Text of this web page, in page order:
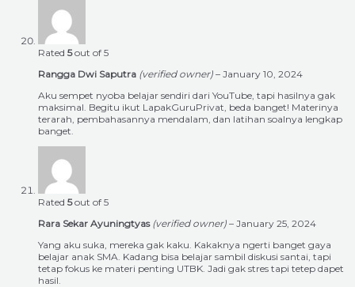
Rated 5out of 5
Rangga Dwi Saputra (verified owner) – January 10, 2024
Aku sempet nyoba belajar sendiri dari YouTube, tapi hasilnya gak
maksimal. Begitu ikut LapakGuruPrivat, beda banget! Materinya
terarah, pembahasannya mendalam, dan latihan soalnya lengkap
banget.
Rated 5out of 5
Rara Sekar Ayuningtyas (verified owner) – January 25, 2024
Yang aku suka, mereka gak kaku. Kakaknya ngerti banget gaya
belajar anak SMA. Kadang bisa belajar sambil diskusi santai, tapi
tetap fokus ke materi penting UTBK. Jadi gak stres tapi tetep dapet
hasil.